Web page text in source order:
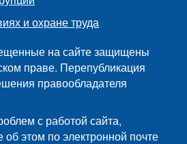
и охране труда
на сайте защищены
праве. Перепубликация
правообладателя
с работой сайта,
этом по электронной почте